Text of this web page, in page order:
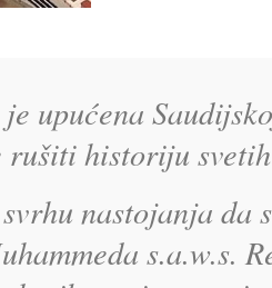
upućena
rušiti historiju
nastojanja da
s.a.w.s.